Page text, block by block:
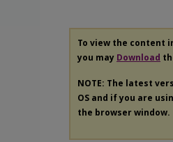
To view the content
you may Download
NOTE: The latest
OS and if you are
the browser window.